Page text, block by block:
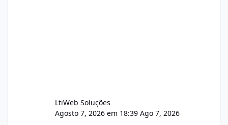
LtiWeb Soluções
Agosto 7, 2026 em 18:39 Ago 7, 2026